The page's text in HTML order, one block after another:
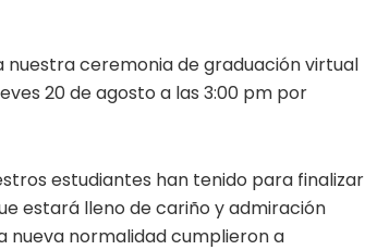
nuestra ceremonia de graduación virtual
20 de agosto a las 3:00 pm por
estudiantes han tenido para finalizar
estará lleno de cariño y admiración
nueva normalidad cumplieron a